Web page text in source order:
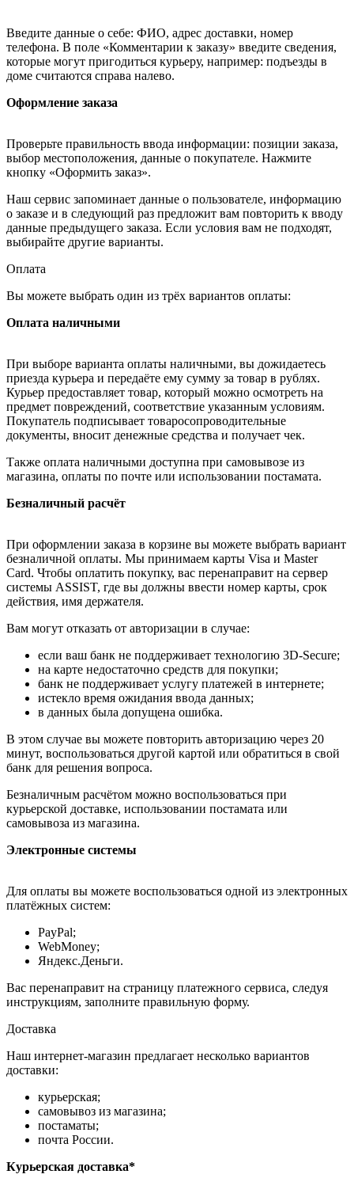
Введите данные о себе: ФИО, адрес доставки, номер
телефона. В поле «Комментарии к заказу» введите сведения,
которые могут пригодиться курьеру, например: подъезды в
доме считаются справа налево.
Оформление заказа
Проверьте правильность ввода информации: позиции заказа,
выбор местоположения, данные о покупателе. Нажмите
кнопку «Оформить заказ».
Наш сервис запоминает данные о пользователе, информацию
о заказе и в следующий раз предложит вам повторить к вводу
данные предыдущего заказа. Если условия вам не подходят,
выбирайте другие варианты.
Оплата
Вы можете выбрать один из трёх вариантов оплаты:
Оплата наличными
При выборе варианта оплаты наличными, вы дожидаетесь
приезда курьера и передаёте ему сумму за товар в рублях.
Курьер предоставляет товар, который можно осмотреть на
предмет повреждений, соответствие указанным условиям.
Покупатель подписывает товаросопроводительные
документы, вносит денежные средства и получает чек.
Также оплата наличными доступна при самовывозе из
магазина, оплаты по почте или использовании постамата.
Безналичный расчёт
При оформлении заказа в корзине вы можете выбрать вариант
безналичной оплаты. Мы принимаем карты Visa и Master
Card. Чтобы оплатить покупку, вас перенаправит на сервер
системы ASSIST, где вы должны ввести номер карты, срок
действия, имя держателя.
Вам могут отказать от авторизации в случае:
если ваш банк не поддерживает технологию 3D-Secure;
на карте недостаточно средств для покупки;
банк не поддерживает услугу платежей в интернете;
истекло время ожидания ввода данных;
в данных была допущена ошибка.
В этом случае вы можете повторить авторизацию через 20
минут, воспользоваться другой картой или обратиться в свой
банк для решения вопроса.
Безналичным расчётом можно воспользоваться при
курьерской доставке, использовании постамата или
самовывоза из магазина.
Электронные системы
Для оплаты вы можете воспользоваться одной из электронных
платёжных систем:
PayPal;
WebMoney;
Яндекс.Деньги.
Вас перенаправит на страницу платежного сервиса, следуя
инструкциям, заполните правильную форму.
Доставка
Наш интернет-магазин предлагает несколько вариантов
доставки:
курьерская;
самовывоз из магазина;
постаматы;
почта России.
Курьерская доставка*